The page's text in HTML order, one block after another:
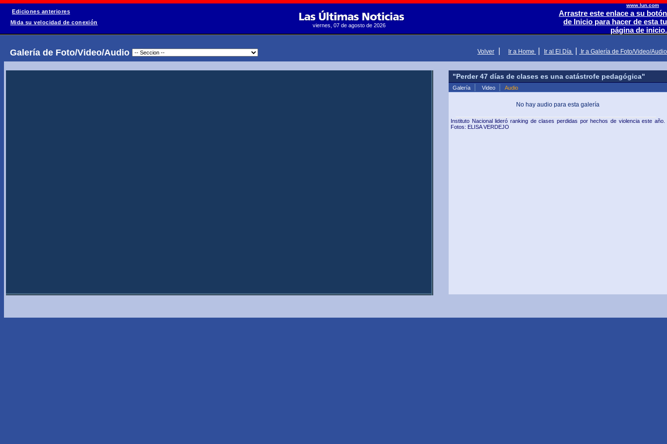
Ediciones anteriores
Mida su velocidad de conexión
viernes, 07 de agosto de 2026
www.lun.com
Arrastre este enlace a su botón
de Inicio para hacer de esta tu
página de inicio.
Galería de Foto/Video/Audio Volver Ir a Home Ir al El Día Ir a Galería de Foto/Video/Audio
"Perder 47 días de clases es una catástrofe pedagógica"
Galería Video Audio
No hay audio para esta galería
Instituto Nacional lideró ranking de clases perdidas por hechos de violencia este año.
Fotos: ELISA VERDEJO